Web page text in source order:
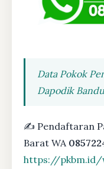
Data Pokok
Dapodik
✍ Pendaftaran
Barat WA
https://pkbm.id/